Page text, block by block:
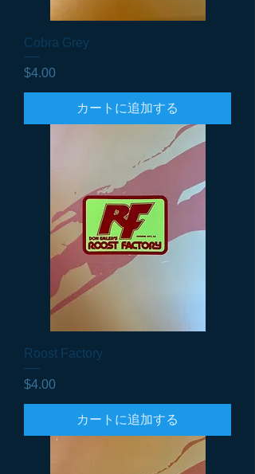
Cobra Grey
価格
$4.00
カートに追加する
Roost Factory
価格
$4.00
カートに追加する